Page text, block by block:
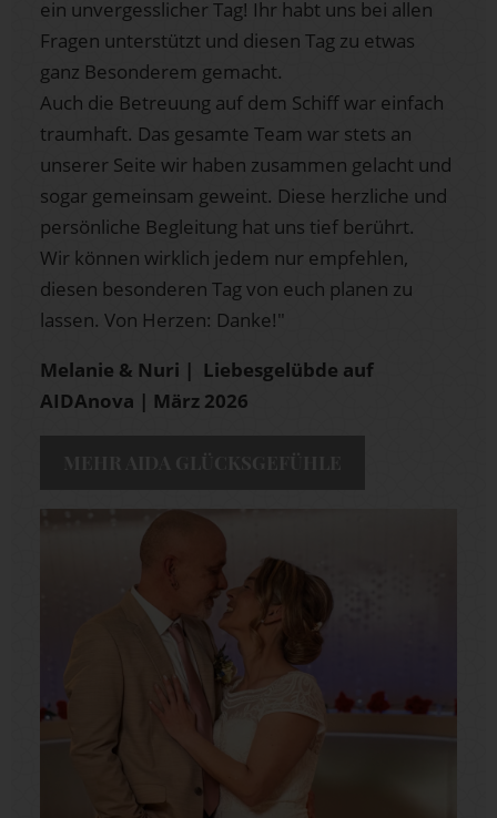
ein unvergesslicher Tag! Ihr habt uns bei allen
Fragen unterstützt und diesen Tag zu etwas
ganz Besonderem gemacht.
Auch die Betreuung auf dem Schiff war einfach
traumhaft. Das gesamte Team war stets an
unserer Seite wir haben zusammen gelacht und
sogar gemeinsam geweint. Diese herzliche und
persönliche Begleitung hat uns tief berührt.
Wir können wirklich jedem nur empfehlen,
diesen besonderen Tag von euch planen zu
lassen. Von Herzen: Danke!"
Melanie & Nuri | Liebesgelübde auf
AIDAnova | März 2026